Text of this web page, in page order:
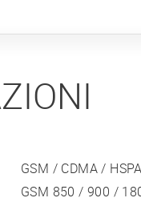
GSM / CDMA /
GSM 850 / 900 /